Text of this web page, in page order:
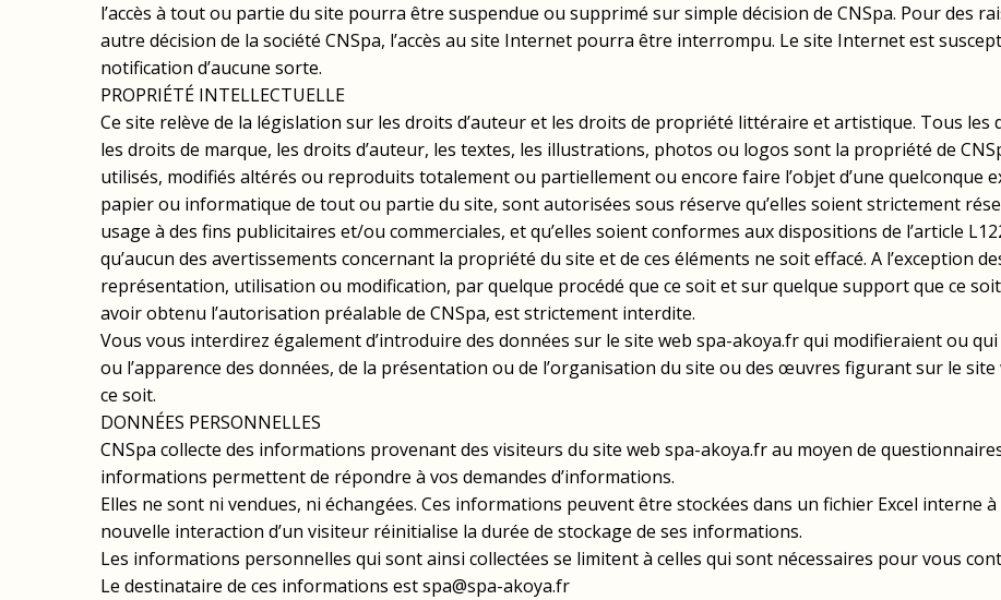
l’accès à tout ou partie du site pourra être suspendue ou supprimé sur simple décision de CNSpa. Pour des
autre décision de la société CNSpa, l’accès au site Internet pourra être interrompu. Le site Internet est
notification d’aucune sorte.
PROPRIÉTÉ INTELLECTUELLE
Ce site relève de la législation sur les droits d’auteur et les droits de propriété littéraire et artistique. Tous
les droits de marque, les droits d’auteur, les textes, les illustrations, photos ou logos sont la propriété de
utilisés, modifiés altérés ou reproduits totalement ou partiellement ou encore faire l’objet d’une
papier ou informatique de tout ou partie du site, sont autorisées sous réserve qu’elles soient strictement
usage à des fins publicitaires et/ou commerciales, et qu’elles soient conformes aux dispositions de l’article
qu’aucun des avertissements concernant la propriété du site et de ces éléments ne soit effacé. A l’exception
représentation, utilisation ou modification, par quelque procédé que ce soit et sur quelque support que ce
avoir obtenu l’autorisation préalable de CNSpa, est strictement interdite.
Vous vous interdirez également d’introduire des données sur le site web spa-akoya.fr qui modifieraient ou
ou l’apparence des données, de la présentation ou de l’organisation du site ou des œuvres figurant sur le
ce soit.
DONNÉES PERSONNELLES
CNSpa collecte des informations provenant des visiteurs du site web spa-akoya.fr au moyen de
informations permettent de répondre à vos demandes d’informations.
Elles ne sont ni vendues, ni échangées. Ces informations peuvent être stockées dans un fichier Excel interne
nouvelle interaction d’un visiteur réinitialise la durée de stockage de ses informations.
Les informations personnelles qui sont ainsi collectées se limitent à celles qui sont nécessaires pour vous
Le destinataire de ces informations est spa@spa-akoya.fr